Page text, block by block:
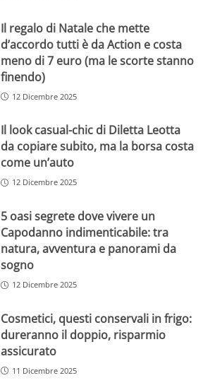
Il regalo di Natale che mette
d’accordo tutti è da Action e costa
meno di 7 euro (ma le scorte stanno
finendo)
12 Dicembre 2025
Il look casual-chic di Diletta Leotta
da copiare subito, ma la borsa costa
come un’auto
12 Dicembre 2025
5 oasi segrete dove vivere un
Capodanno indimenticabile: tra
natura, avventura e panorami da
sogno
12 Dicembre 2025
Cosmetici, questi conservali in frigo:
dureranno il doppio, risparmio
assicurato
11 Dicembre 2025